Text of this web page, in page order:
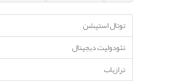
توتال استیشن
تئودوليت ديجيتال
ترازياب